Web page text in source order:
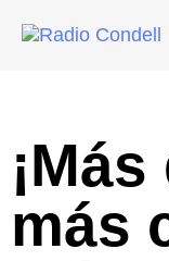
más